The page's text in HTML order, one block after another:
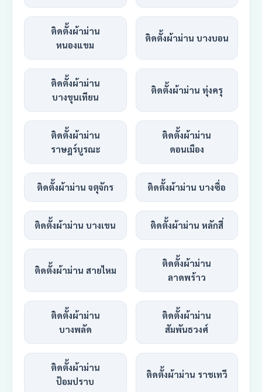
ติดตั้งผ้าม่าน
หนองแขม
ติดตั้งผ้าม่าน บางบอน
ติดตั้งผ้าม่าน
บางขุนเทียน
ติดตั้งผ้าม่าน ทุ่งครุ
ติดตั้งผ้าม่าน
ราษฎร์บูรณะ
ติดตั้งผ้าม่าน
ดอนเมือง
ติดตั้งผ้าม่าน จตุจักร ติดตั้งผ้าม่าน บางซื่อ
ติดตั้งผ้าม่าน บางเขน ติดตั้งผ้าม่าน หลักสี่
ติดตั้งผ้าม่าน สายไหม
ติดตั้งผ้าม่าน
ลาดพร้าว
ติดตั้งผ้าม่าน
บางพลัด
ติดตั้งผ้าม่าน
สัมพันธวงศ์
ติดตั้งผ้าม่าน
ป้อมปราบ
ติดตั้งผ้าม่าน ราชเทวี